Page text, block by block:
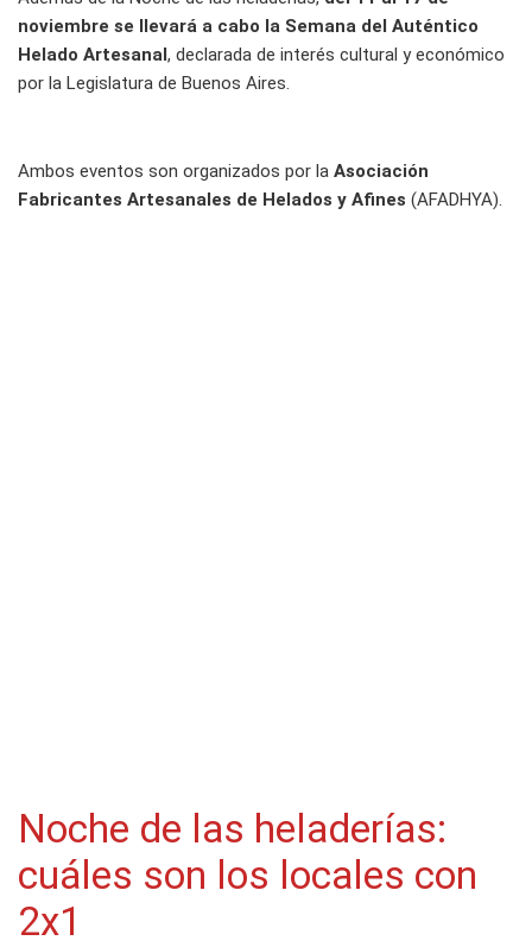
noviembre se llevará a cabo la Semana del Auténtico
Helado Artesanal , declarada de interés cultural y económico
por la Legislatura de Buenos Aires.
Ambos eventos son organizados por la Asociación
Fabricantes Artesanales de Helados y Afines (AFADHYA).
Noche de las heladerías:
cuáles son los locales con
2x1